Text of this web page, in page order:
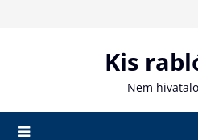
Kis
Nem